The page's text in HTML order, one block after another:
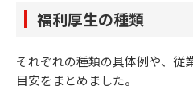
福利厚生の種類
それぞれの種類の具体例や、従
目安をまとめました。